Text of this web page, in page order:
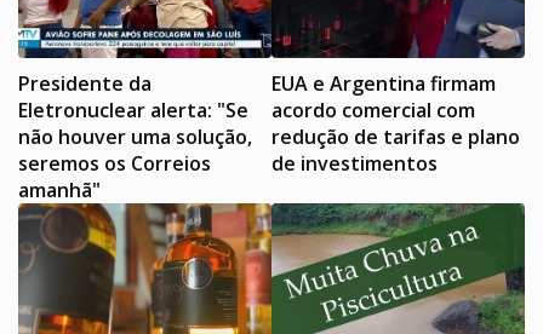
Presidente da
Eletronuclear alerta: "Se
não houver uma solução,
seremos os Correios
amanhã"
EUA e Argentina firmam
acordo comercial com
redução de tarifas e plano
de investimentos